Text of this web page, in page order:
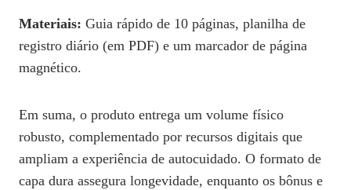
Materiais: Guia rápido de 10 páginas, planilha de
registro diário (em PDF) e um marcador de página
magnético.
Em suma, o produto entrega um volume físico
robusto, complementado por recursos digitais que
ampliam a experiência de autocuidado. O formato de
capa dura assegura longevidade, enquanto os bônus e